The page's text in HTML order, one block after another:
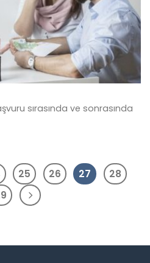
sırasında ve sonrasında
25 26 27
28